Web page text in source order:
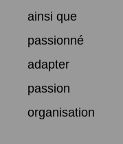
ainsi que
passionné
adapter
passion
organisation